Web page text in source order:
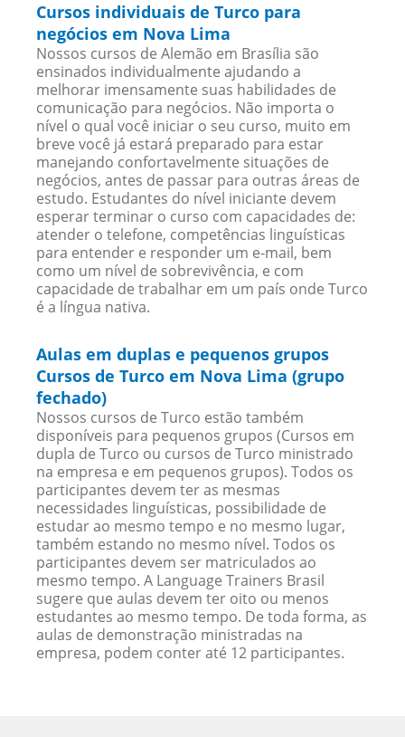
Cursos individuais de Turco para
negócios em Nova Lima
Nossos cursos de Alemão em Brasília são
ensinados individualmente ajudando a
melhorar imensamente suas habilidades de
comunicação para negócios. Não importa o
nível o qual você iniciar o seu curso, muito em
breve você já estará preparado para estar
manejando confortavelmente situações de
negócios, antes de passar para outras áreas de
estudo. Estudantes do nível iniciante devem
esperar terminar o curso com capacidades de:
atender o telefone, competências linguísticas
para entender e responder um e-mail, bem
como um nível de sobrevivência, e com
capacidade de trabalhar em um país onde Turco
é a língua nativa.
Aulas em duplas e pequenos grupos
Cursos de Turco em Nova Lima (grupo
fechado)
Nossos cursos de Turco estão também
disponíveis para pequenos grupos (Cursos em
dupla de Turco ou cursos de Turco ministrado
na empresa e em pequenos grupos). Todos os
participantes devem ter as mesmas
necessidades linguísticas, possibilidade de
estudar ao mesmo tempo e no mesmo lugar,
também estando no mesmo nível. Todos os
participantes devem ser matriculados ao
mesmo tempo. A Language Trainers Brasil
sugere que aulas devem ter oito ou menos
estudantes ao mesmo tempo. De toda forma, as
aulas de demonstração ministradas na
empresa, podem conter até 12 participantes.